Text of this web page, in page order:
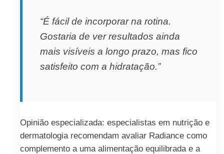
“É fácil de incorporar na rotina.
Gostaria de ver resultados ainda
mais visíveis a longo prazo, mas fico
satisfeito com a hidratação.”
Opinião especializada: especialistas em nutrição e
dermatologia recomendam avaliar Radiance como
complemento a uma alimentação equilibrada e a